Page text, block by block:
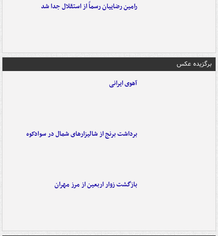
رامین رضاییان رسماً از استقلال جدا شد
برگزیده عکس
آهوی ایرانی
برداشت برنج از شالیزارهای شمال در سوادکوه
بازگشت زوار اربعین از مرز مهران